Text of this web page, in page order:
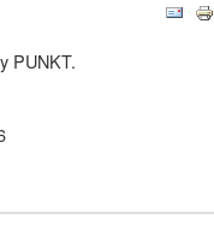
PUNKT.